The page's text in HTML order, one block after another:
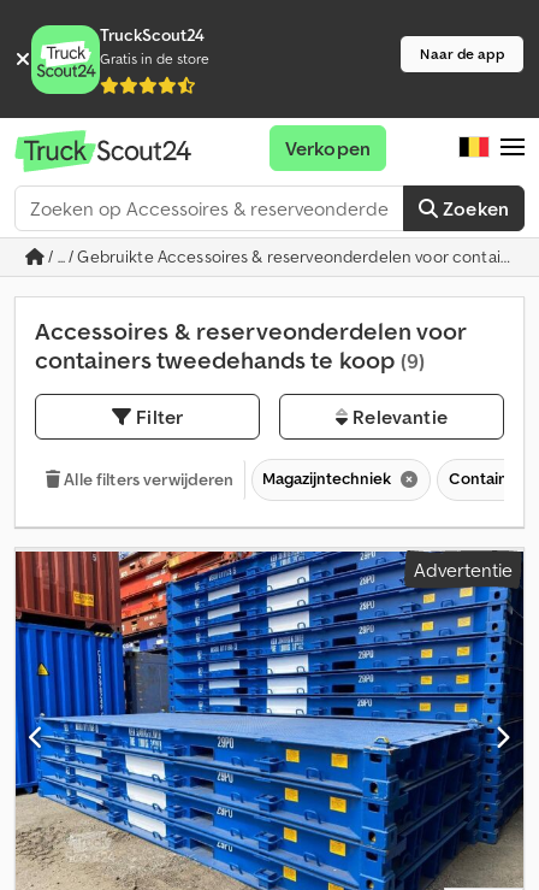
TruckScout24
Gratis in de store Naar de app
Zoeken
Verkopen
/ ... / Gebruikte Accessoires & reserveonderdelen voor containers
Accessoires & reserveonderdelen voor
containers tweedehands te koop (9)
Filter Relevantie
Alle filters verwijderen Magazijntechniek Containers
Advertentie